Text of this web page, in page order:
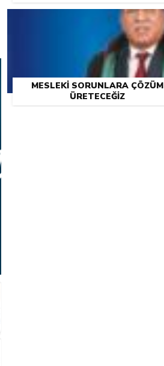
MESLEKI SORUNLARA ÇÖZÜM
ÜRETECEĞIZ